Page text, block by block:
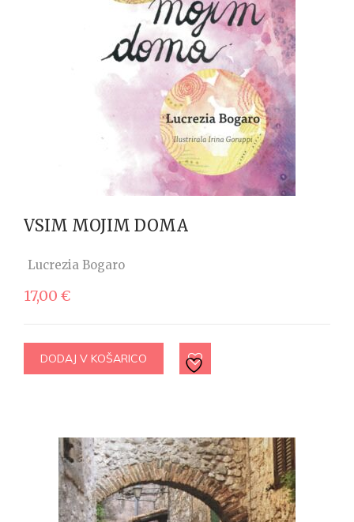
VSIM MOJIM DOMA
Lucrezia Bogaro
17,00 €
DODAJ V KOŠARICO